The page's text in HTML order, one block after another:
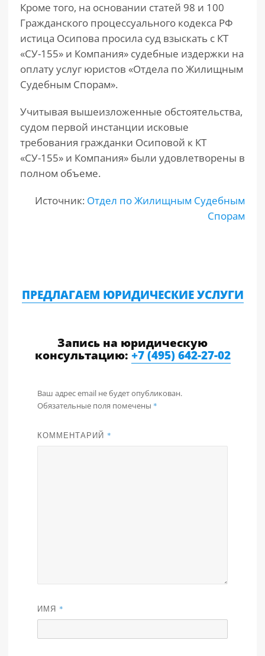
Кроме того, на основании статей 98 и 100
Гражданского процессуального кодекса РФ
истица Осипова просила суд взыскать с КТ
«СУ-155» и Компания» судебные издержки на
оплату услуг юристов «Отдела по Жилищным
Судебным Спорам».
Учитывая вышеизложенные обстоятельства,
судом первой инстанции исковые
требования гражданки Осиповой к КТ
«СУ-155» и Компания» были удовлетворены в
полном объеме.
Источник: Отдел по Жилищным Судебным
Спорам
ПРЕДЛАГАЕМ ЮРИДИЧЕСКИЕ УСЛУГИ
Запись на юридическую
консультацию: +7 (495) 642-27-02
Ваш адрес email не будет опубликован.
Обязательные поля помечены *
КОММЕНТАРИЙ *
ИМЯ *